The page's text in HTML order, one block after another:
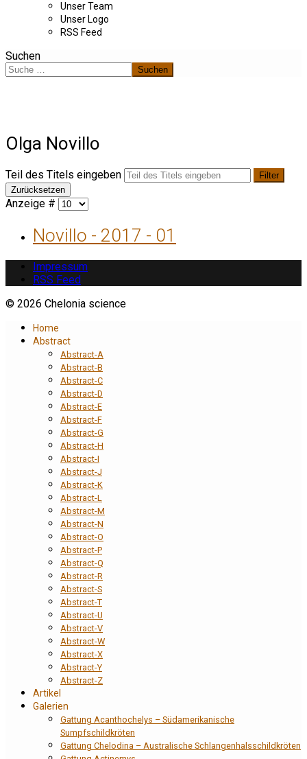
Unser Team
Unser Logo
RSS Feed
Suchen
Suchen
Olga Novillo
Teil des Titels eingeben
Filter
Zurücksetzen
Anzeige #
Novillo - 2017 - 01
Impressum
RSS Feed
© 2026 Chelonia science
Home
Abstract
Abstract-A
Abstract-B
Abstract-C
Abstract-D
Abstract-E
Abstract-F
Abstract-G
Abstract-H
Abstract-I
Abstract-J
Abstract-K
Abstract-L
Abstract-M
Abstract-N
Abstract-O
Abstract-P
Abstract-Q
Abstract-R
Abstract-S
Abstract-T
Abstract-U
Abstract-V
Abstract-W
Abstract-X
Abstract-Y
Abstract-Z
Artikel
Galerien
Gattung Acanthochelys – Südamerikanische
Sumpfschildkröten
Gattung Chelodina – Australische Schlangenhalsschildkröten